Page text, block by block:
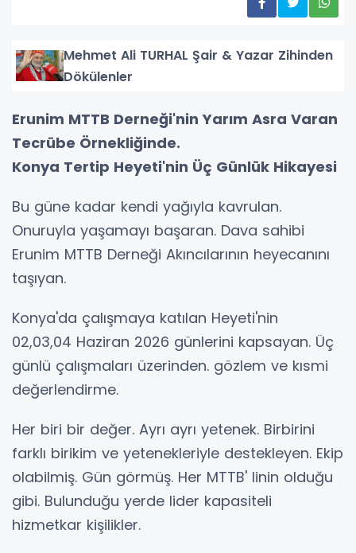
Mehmet Ali TURHAL Şair & Yazar Zihinden
Dökülenler
Erunim MTTB Derneği'nin Yarım Asra Varan
Tecrübe Örnekliğinde.
Konya Tertip Heyeti'nin Üç Günlük Hikayesi
Bu güne kadar kendi yağıyla kavrulan.
Onuruyla yaşamayı başaran. Dava sahibi
Erunim MTTB Derneği Akıncılarının heyecanını
taşıyan.
Konya'da çalışmaya katılan Heyeti'nin
02,03,04 Haziran 2026 günlerini kapsayan. Üç
günlü çalışmaları üzerinden. gözlem ve kısmi
değerlendirme.
Her biri bir değer. Ayrı ayrı yetenek. Birbirini
farklı birikim ve yetenekleriyle destekleyen. Ekip
olabilmiş. Gün görmüş. Her MTTB' linin olduğu
gibi. Bulunduğu yerde lider kapasiteli
hizmetkar kişilikler.